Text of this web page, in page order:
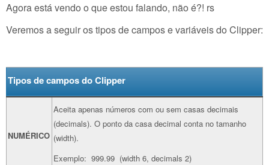
Agora está vendo o que estou falando, não é?! rs
Veremos a seguir os tipos de campos e variáveis do Clipper:
Tipos de campos do Clipper
NUMÉRICO
Aceita apenas números com ou sem casas decimais
(decimals). O ponto da casa decimal conta no tamanho
(width).
Exemplo: 999.99 (width 6, decimals 2)